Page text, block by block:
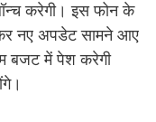
करेगी। इस फोन के
नए अपडेट सामने आए
बजट में पेश करेगी